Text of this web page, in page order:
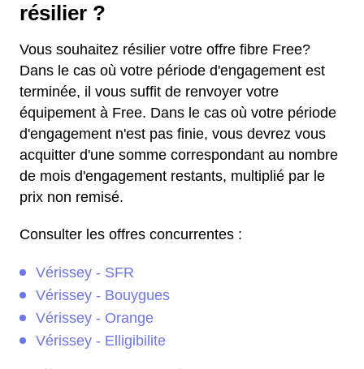
résilier ?
Vous souhaitez résilier votre offre fibre Free?
Dans le cas où votre période d'engagement est
terminée, il vous suffit de renvoyer votre
équipement à Free. Dans le cas où votre période
d'engagement n'est pas finie, vous devrez vous
acquitter d'une somme correspondant au nombre
de mois d'engagement restants, multiplié par le
prix non remisé.
Consulter les offres concurrentes :
Vérissey - SFR
Vérissey - Bouygues
Vérissey - Orange
Vérissey - Elligibilite